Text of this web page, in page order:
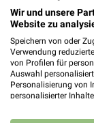
weekli -
Alle
Wir und unsere
Website zu
Speichern von oder
Verwendung
von Profilen für
Auswahl
Personalisierung von
personalisierter
Kombinationen von